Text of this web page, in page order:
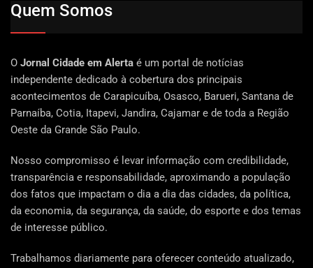
Quem Somos
O Jornal Cidade em Alerta é um portal de notícias
independente dedicado à cobertura dos principais
acontecimentos de Carapicuíba, Osasco, Barueri, Santana de
Parnaíba, Cotia, Itapevi, Jandira, Cajamar e de toda a Região
Oeste da Grande São Paulo.
Nosso compromisso é levar informação com credibilidade,
transparência e responsabilidade, aproximando a população
dos fatos que impactam o dia a dia das cidades, da política,
da economia, da segurança, da saúde, do esporte e dos temas
de interesse público.
Trabalhamos diariamente para oferecer conteúdo atualizado,